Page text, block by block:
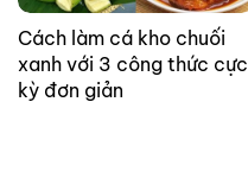
Cách làm cá kho chuối
xanh với 3 công thức cực
kỳ đơn giản